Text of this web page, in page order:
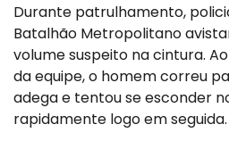
Durante patrulhamento,
Batalhão Metropolitano
volume suspeito na cintura.
da equipe, o homem correu
adega e tentou se esconder
rapidamente logo em seguida.